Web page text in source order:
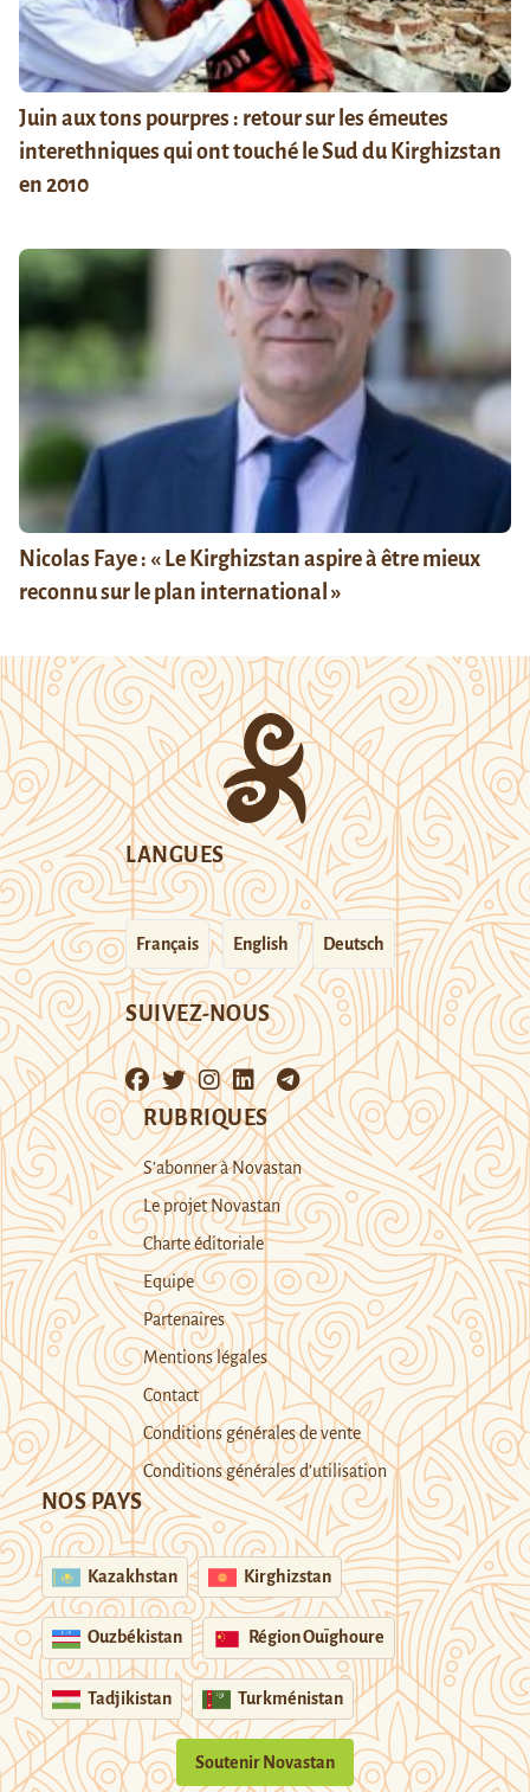
Juin aux tons pourpres : retour sur les émeutes
interethniques qui ont touché le Sud du Kirghizstan
en 2010
Nicolas Faye : « Le Kirghizstan aspire à être mieux
reconnu sur le plan international »
LANGUES
Français English Deutsch
SUIVEZ-NOUS
RUBRIQUES
S’abonner à Novastan
Le projet Novastan
Charte éditoriale
Equipe
Partenaires
Mentions légales
Contact
Conditions générales de vente
Conditions générales d’utilisation
NOS PAYS
Kazakhstan Kirghizstan
Ouzbékistan Région Ouïghoure
Tadjikistan Turkménistan
Soutenir Novastan